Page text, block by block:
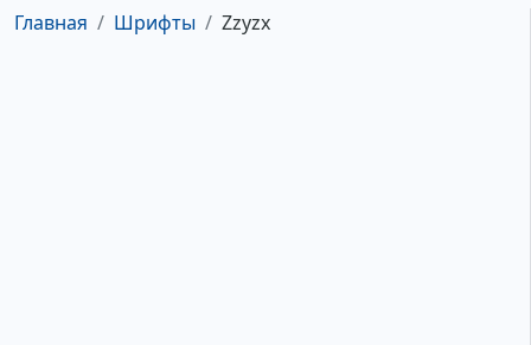
Главная Шрифты Zzyzx